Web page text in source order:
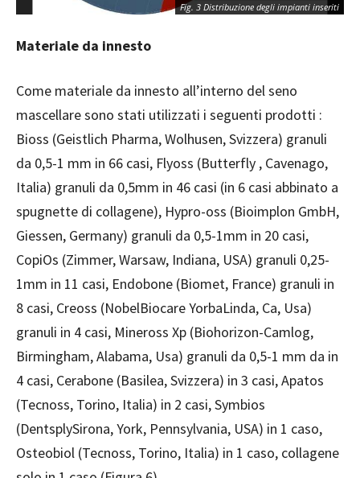
Fig. 3 Distribuzione degli impianti inseriti
Materiale da innesto
Come materiale da innesto all’interno del seno
mascellare sono stati utilizzati i seguenti prodotti :
Bioss (Geistlich Pharma, Wolhusen, Svizzera) granuli
da 0,5-1 mm in 66 casi, Flyoss (Butterfly , Cavenago,
Italia) granuli da 0,5mm in 46 casi (in 6 casi abbinato a
spugnette di collagene), Hypro-oss (Bioimplon GmbH,
Giessen, Germany) granuli da 0,5-1mm in 20 casi,
CopiOs (Zimmer, Warsaw, Indiana, USA) granuli 0,25-
1mm in 11 casi, Endobone (Biomet, France) granuli in
8 casi, Creoss (NobelBiocare YorbaLinda, Ca, Usa)
granuli in 4 casi, Mineross Xp (Biohorizon-Camlog,
Birmingham, Alabama, Usa) granuli da 0,5-1 mm da in
4 casi, Cerabone (Basilea, Svizzera) in 3 casi, Apatos
(Tecnoss, Torino, Italia) in 2 casi, Symbios
(DentsplySirona, York, Pennsylvania, USA) in 1 caso,
Osteobiol (Tecnoss, Torino, Italia) in 1 caso, collagene